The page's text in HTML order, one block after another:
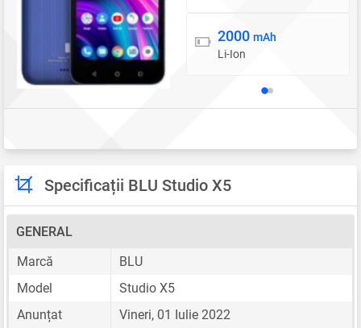
Baterie
2000 mAh
Li-Ion
Specificații BLU Studio X5
GENERAL
Marcă
BLU
Model
Studio X5
Anunțat
Vineri, 01 Iulie 2022